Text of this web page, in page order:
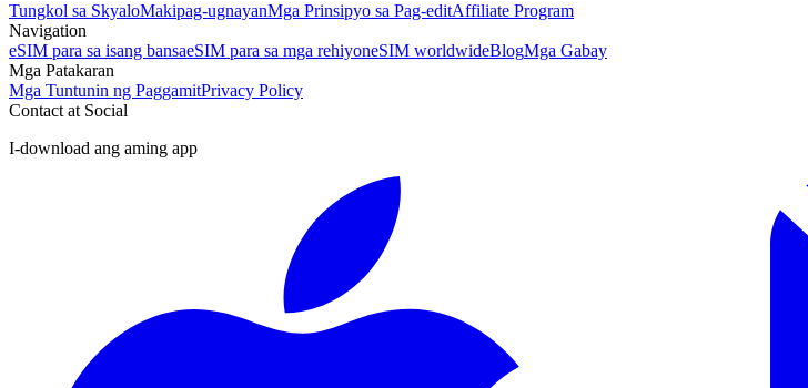
Tungkol sa SkyaloMakipag-ugnayanMga Prinsipyo sa Pag-editAffiliate Program
Navigation
eSIM para sa isang bansaeSIM para sa mga rehiyoneSIM worldwideBlogMga Gabay
Mga Patakaran
Mga Tuntunin ng PaggamitPrivacy Policy
Contact at Social
I-download ang aming app